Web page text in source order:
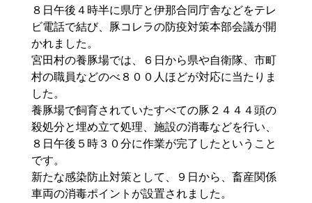
８日午後４時半に県庁と伊那合同庁舎などをテレ
ビ電話で結び、豚コレラの防疫対策本部会議が開
かれました。
宮田村の養豚場では、６日から県や自衛隊、市町
村の職員などのべ８００人ほどが対応に当たりま
した。
養豚場で飼育されていたすべての豚２４４４頭の
殺処分と埋め立て処理、施設の消毒などを行い、
８日午後５時３０分に作業が完了したということ
です。
新たな感染防止対策として、９日から、畜産関係
車両の消毒ポイントが設置されました。